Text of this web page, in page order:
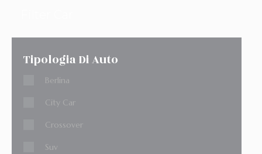
Tipologia Di Auto
Berlina
City Car
Crossover
Suv